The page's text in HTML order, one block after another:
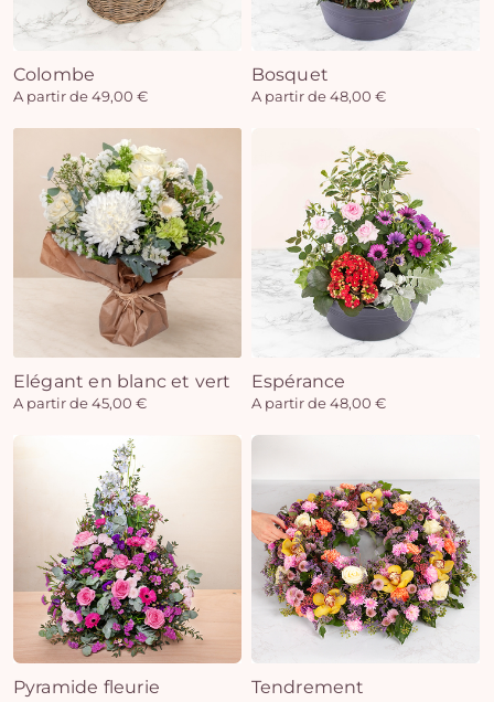
Colombe
A partir de 49,00 €
Bosquet
A partir de 48,00 €
Elégant en blanc et vert
A partir de 45,00 €
Espérance
A partir de 48,00 €
Pyramide fleurie Tendrement